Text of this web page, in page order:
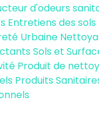
d'odeurs
Entretiens des
Urbaine
Sols et
Produit de
Produits